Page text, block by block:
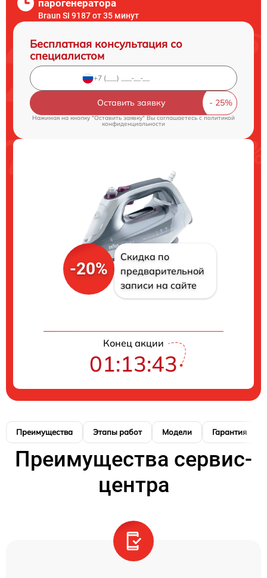
парогенератора
Braun SI 9187 от 35 минут
Бесплатная консультация со
специалистом
Оставить заявку
Нажимая на кнопку "Оставить заявку" Вы соглашаетесь cполитикой
конфиденциальности
-20%
Скидка по
предварительной
записи на сайте
Конец акции
01:13:42
Преимущества Этапы работ Модели Гарантия
Преимущества сервис-
центра